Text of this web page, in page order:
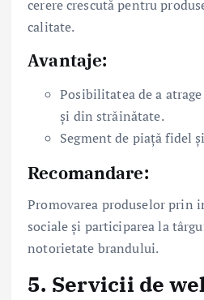
cerere crescută pentru
calitate.
Avantaje:
Posibilitatea de a
și din străinătate.
Segment de piață fidel
Recomandare:
Promovarea produselor prin
sociale și participarea la
notorietate brandului.
5. Servicii de